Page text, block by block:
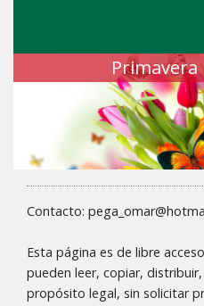
Primavera
Contacto:
Esta página es de libre
pueden leer, copiar,
propósito legal, sin solicitar